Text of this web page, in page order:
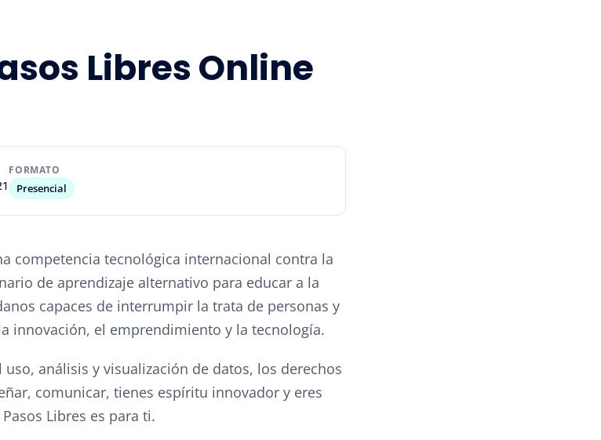
Libres Online
FORMATO
Presencial
competencia tecnológica internacional contra la
de aprendizaje alternativo para educar a la
capaces de interrumpir la trata de personas y
innovación, el emprendimiento y la tecnología.
análisis y visualización de datos, los derechos
comunicar, tienes espíritu innovador y eres
Libres es para ti.